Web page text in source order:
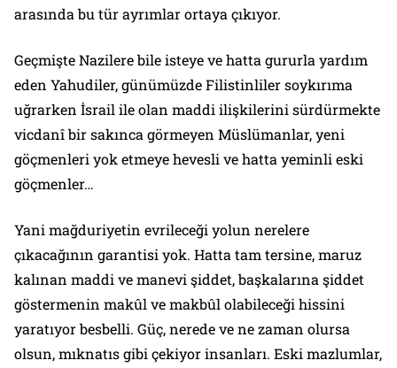
arasında bu tür ayrımlar ortaya çıkıyor.
Geçmişte Nazilere bile isteye ve hatta gururla yardım
eden Yahudiler, günümüzde Filistinliler soykırıma
uğrarken İsrail ile olan maddi ilişkilerini sürdürmekte
vicdanî bir sakınca görmeyen Müslümanlar, yeni
göçmenleri yok etmeye hevesli ve hatta yeminli eski
göçmenler…
Yani mağduriyetin evrileceği yolun nerelere
çıkacağının garantisi yok. Hatta tam tersine, maruz
kalınan maddi ve manevi şiddet, başkalarına şiddet
göstermenin makûl ve makbûl olabileceği hissini
yaratıyor besbelli. Güç, nerede ve ne zaman olursa
olsun, mıknatıs gibi çekiyor insanları. Eski mazlumlar,